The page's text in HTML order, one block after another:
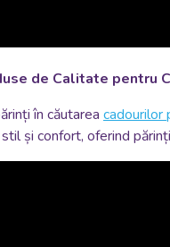
de Calitate pentru
în căutarea cadourilor
și confort, oferind